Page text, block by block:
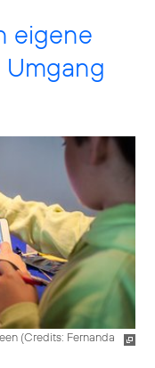
eigene
(Credits: Fernanda